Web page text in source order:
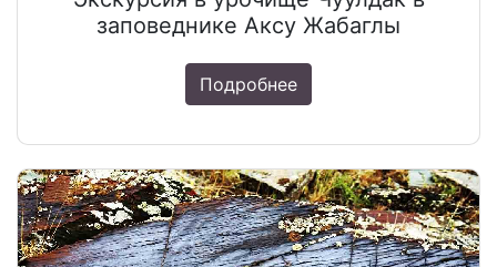
заповеднике Аксу Жабаглы
Подробнее